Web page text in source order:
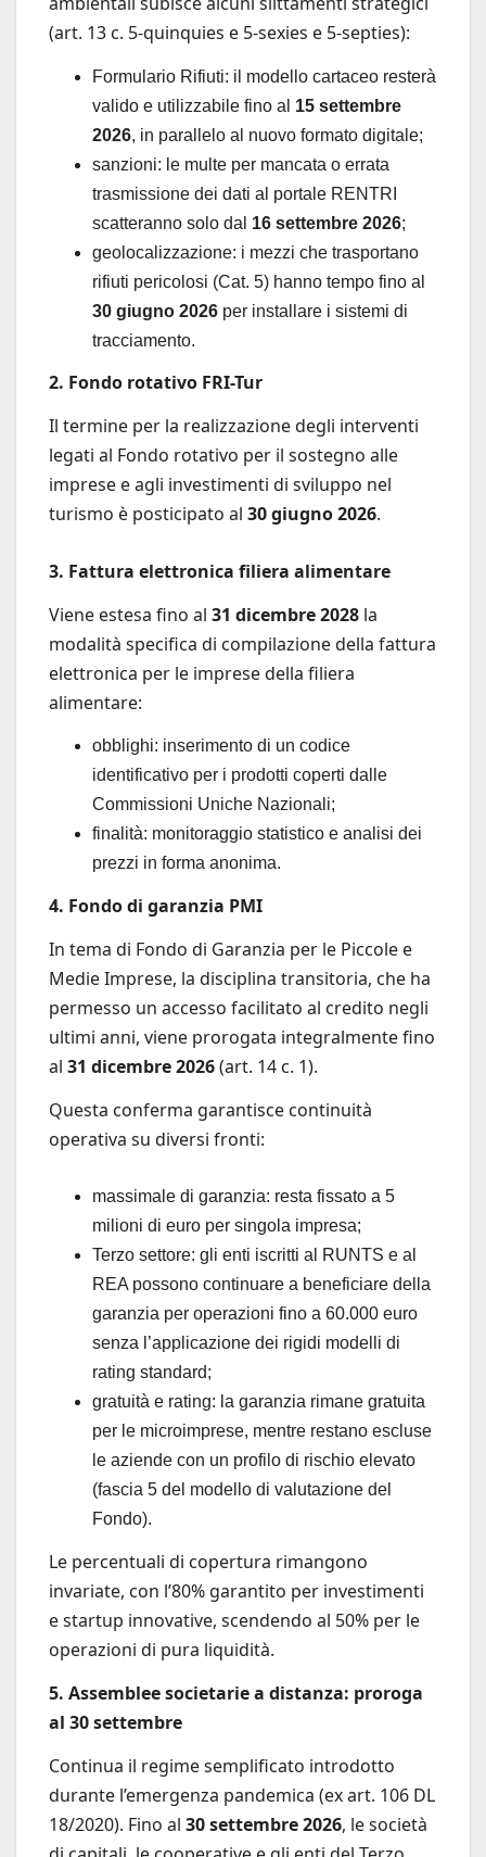
(art. 13 c. 5-quinquies e 5-sexies e 5-septies):
Formulario Rifiuti: il modello cartaceo resterà
valido e utilizzabile fino al 15 settembre
2026, in parallelo al nuovo formato digitale;
sanzioni: le multe per mancata o errata
trasmissione dei dati al portale RENTRI
scatteranno solo dal 16 settembre 2026;
geolocalizzazione: i mezzi che trasportano
rifiuti pericolosi (Cat. 5) hanno tempo fino al
30 giugno 2026 per installare i sistemi di
tracciamento.
2. Fondo rotativo FRI-Tur
Il termine per la realizzazione degli interventi
legati al Fondo rotativo per il sostegno alle
imprese e agli investimenti di sviluppo nel
turismo è posticipato al 30 giugno 2026.
3. Fattura elettronica filiera alimentare
Viene estesa fino al 31 dicembre 2028 la
modalità specifica di compilazione della fattura
elettronica per le imprese della filiera
alimentare:
obblighi: inserimento di un codice
identificativo per i prodotti coperti dalle
Commissioni Uniche Nazionali;
finalità: monitoraggio statistico e analisi dei
prezzi in forma anonima.
4. Fondo di garanzia PMI
In tema di Fondo di Garanzia per le Piccole e
Medie Imprese, la disciplina transitoria, che ha
permesso un accesso facilitato al credito negli
ultimi anni, viene prorogata integralmente fino
al 31 dicembre 2026(art. 14 c. 1).
Questa conferma garantisce continuità
operativa su diversi fronti:
massimale di garanzia: resta fissato a 5
milioni di euro per singola impresa;
Terzo settore: gli enti iscritti al RUNTS e al
REA possono continuare a beneficiare della
garanzia per operazioni fino a 60.000 euro
senza l’applicazione dei rigidi modelli di
rating standard;
gratuità e rating: la garanzia rimane gratuita
per le microimprese, mentre restano escluse
le aziende con un profilo di rischio elevato
(fascia 5 del modello di valutazione del
Fondo).
Le percentuali di copertura rimangono
invariate, con l’80% garantito per investimenti
e startup innovative, scendendo al 50% per le
operazioni di pura liquidità.
5. Assemblee societarie a distanza: proroga
al 30 settembre
Continua il regime semplificato introdotto
durante l’emergenza pandemica (ex art. 106 DL
18/2020). Fino al 30 settembre 2026, le società